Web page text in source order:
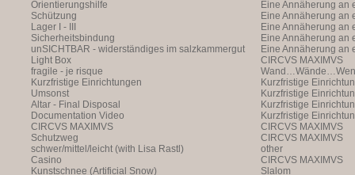
Vergangenheit ist
Annäherung an eine
Vergangenheit ist
Orientierungshilfe
Eine Annäherung an
Annäherung an eine
Vergangenheit ist
Schützung
Eine Annäherung an
Annäherung an eine
Vergangenheit ist
Lager I - III
Eine Annäherung an
Annäherung an eine
Vergangenheit ist
Sicherheitsbindung
Eine Annäherung an
Annäherung an eine
Vergangenheit ist
unSICHTBAR - widerständiges im salzkammergut
Eine Annäherung an
Annäherung
Light Box
CIRCVS MAXIMVS
fragile - je risque
Kurzfristige Einrichtungen
Kurzfristige
Umsonst
Kurzfristige
Altar - Final Disposal
Kurzfristige
Documentation Video
Kurzfristige
CIRCVS MAXIMVS
CIRCVS MAXIMVS
Schutzweg
CIRCVS MAXIMVS
schwer/mittel/leicht (with Lisa Rastl)
other
Casino
CIRCVS MAXIMVS
Kunstschnee (Artificial Snow)
Slalom